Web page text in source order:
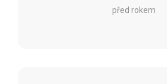
před rokem